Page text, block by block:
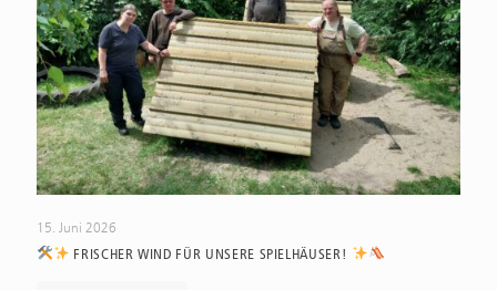
15. Juni 2026
FRISCHER WIND FÜR UNSERE SPIELHÄUSER!